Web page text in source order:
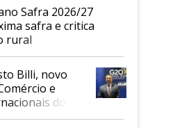
Safra 2026/27
safra e critica
rural
Billi, novo
e
do